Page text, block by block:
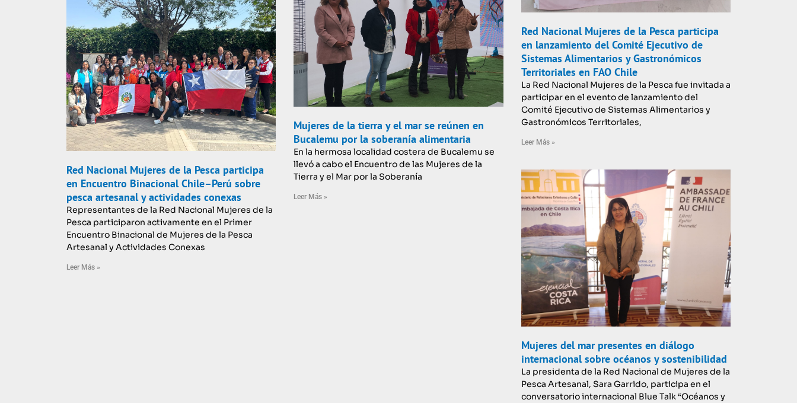
Red Nacional Mujeres de la Pesca participa
en lanzamiento del Comité Ejecutivo de
Sistemas Alimentarios y Gastronómicos
Territoriales en FAO Chile
La Red Nacional Mujeres de la Pesca fue invitada a
participar en el evento de lanzamiento del
Comité Ejecutivo de Sistemas Alimentarios y
Gastronómicos Territoriales,
Leer Más »
Red Nacional Mujeres de la Pesca participa
en Encuentro Binacional Chile–Perú sobre
pesca artesanal y actividades conexas
Representantes de la Red Nacional Mujeres de la
Pesca participaron activamente en el Primer
Encuentro Binacional de Mujeres de la Pesca
Artesanal y Actividades Conexas
Leer Más »
Mujeres de la tierra y el mar se reúnen en
Bucalemu por la soberanía alimentaria
En la hermosa localidad costera de Bucalemu se
llevó a cabo el Encuentro de las Mujeres de la
Tierra y el Mar por la Soberanía
Leer Más »
Mujeres del mar presentes en diálogo
internacional sobre océanos y sostenibilidad
La presidenta de la Red Nacional de Mujeres de la
Pesca Artesanal, Sara Garrido, participa en el
conversatorio internacional Blue Talk “Océanos y